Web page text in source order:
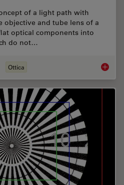
of a light path with
objective and tube lens of a
optical components into
do not…
Ottica Infinity